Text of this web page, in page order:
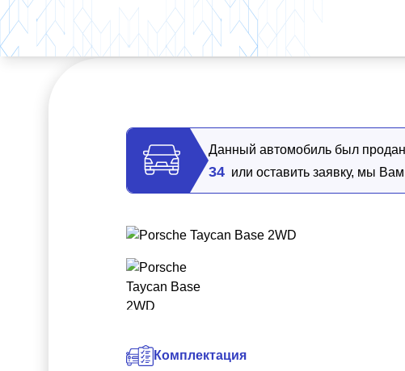
Главная/Каталог Porsche Taycan Base 2WD
Данный автомобиль был
34 или оставить заявку, мы
Комплектация